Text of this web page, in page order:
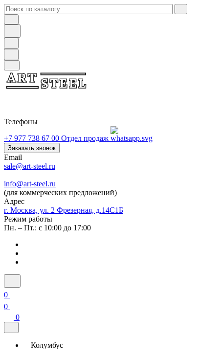
Телефоны
+7 977 738 67 00 Отдел продаж
Заказать звонок
Email
sale@art-steel.ru
info@art-steel.ru
(для коммерческих предложений)
Адрес
г. Москва, ул. 2 Фрезерная, д.14С1Б
Режим работы
Пн. – Пт.: с 10:00 до 17:00
0
0
0
Колумбус